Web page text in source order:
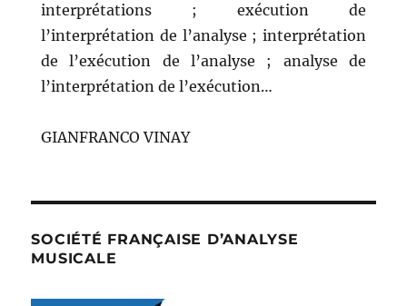
interprétations ; exécution de
l’interprétation de l’analyse ; interprétation
de l’exécution de l’analyse ; analyse de
l’interprétation de l’exécution…
GIANFRANCO VINAY
SOCIÉTÉ FRANÇAISE D’ANALYSE
MUSICALE